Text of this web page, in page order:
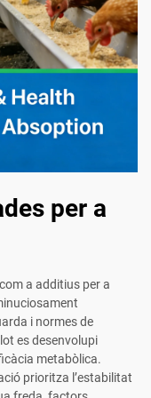
per a
a additius per a
i normes de
es desenvolupi
metabòlica.
prioritza l’estabilitat